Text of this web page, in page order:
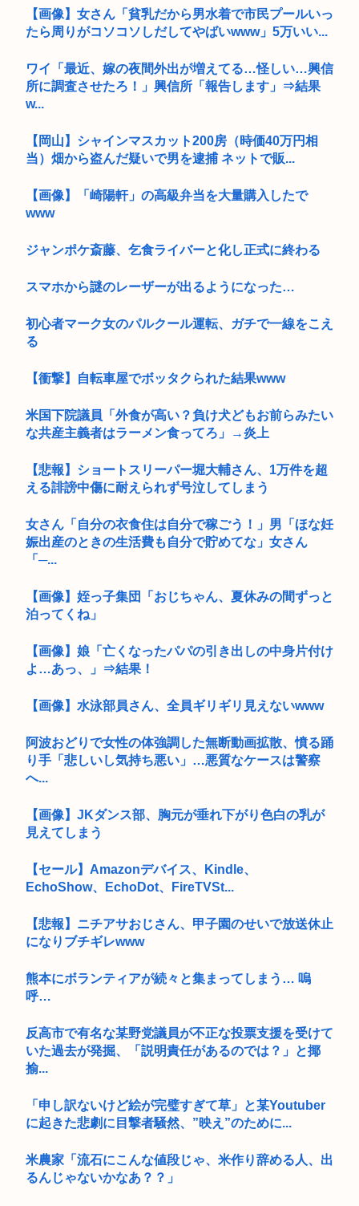
【画像】女さん「貧乳だから男水着で市民プールいっ
たら周りがコソコソしだしてやばいwww」5万いい...
ワイ「最近、嫁の夜間外出が増えてる…怪しい…興信
所に調査させたろ！」興信所「報告します」⇒結果
w...
【岡山】シャインマスカット200房（時価40万円相
当）畑から盗んだ疑いで男を逮捕 ネットで販...
【画像】「崎陽軒」の高級弁当を大量購入したで
www
ジャンポケ斎藤、乞食ライバーと化し正式に終わる
スマホから謎のレーザーが出るようになった…
初心者マーク女のパルクール運転、ガチで一線をこえ
る
【衝撃】自転車屋でボッタクられた結果www
米国下院議員「外食が高い？負け犬どもお前らみたい
な共産主義者はラーメン食ってろ」→炎上
【悲報】ショートスリーパー堀大輔さん、1万件を超
える誹謗中傷に耐えられず号泣してしまう
女さん「自分の衣食住は自分で稼ごう！」男「ほな妊
娠出産のときの生活費も自分で貯めてな」女さん
「─...
【画像】姪っ子集団「おじちゃん、夏休みの間ずっと
泊ってくね」
【画像】娘「亡くなったパパの引き出しの中身片付け
よ…あっ、」⇒結果！
【画像】水泳部員さん、全員ギリギリ見えないwww
阿波おどりで女性の体強調した無断動画拡散、憤る踊
り手「悲しいし気持ち悪い」…悪質なケースは警察
へ...
【画像】JKダンス部、胸元が垂れ下がり色白の乳が
見えてしまう
【セール】Amazonデバイス、Kindle、
EchoShow、EchoDot、FireTVSt...
【悲報】ニチアサおじさん、甲子園のせいで放送休止
になりブチギレwww
熊本にボランティアが続々と集まってしまう… 嗚
呼…
反高市で有名な某野党議員が不正な投票支援を受けて
いた過去が発掘、「説明責任があるのでは？」と揶
揄...
「申し訳ないけど絵が完璧すぎて草」と某Youtuber
に起きた悲劇に目撃者騒然、”映え”のために...
米農家「流石にこんな値段じゃ、米作り辞める人、出
るんじゃないかなあ？？」